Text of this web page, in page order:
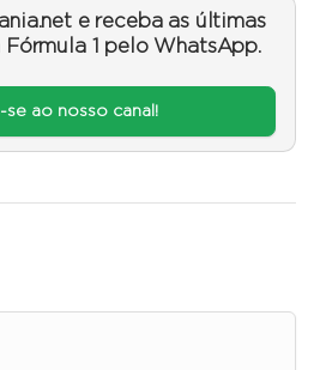
e receba as últimas
1 pelo WhatsApp.
se ao nosso canal!